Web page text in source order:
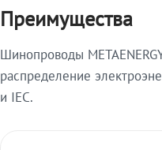
Преимущества
Шинопроводы
распределение
и IEC.